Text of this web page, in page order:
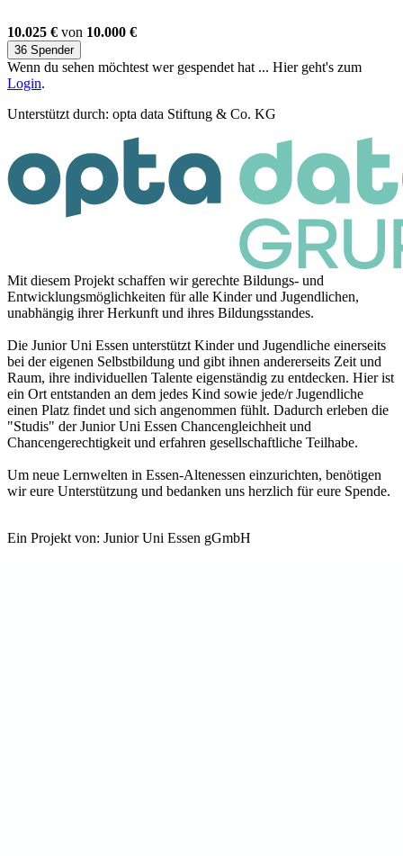
10.025 € von 10.000 €
36 Spender
Wenn du sehen möchtest wer gespendet hat ... Hier geht's zum
Login.
Unterstützt durch: opta data Stiftung & Co. KG
Mit diesem Projekt schaffen wir gerechte Bildungs- und
Entwicklungsmöglichkeiten für alle Kinder und Jugendlichen,
unabhängig ihrer Herkunft und ihres Bildungsstandes.
Die Junior Uni Essen unterstützt Kinder und Jugendliche einerseits
bei der eigenen Selbstbildung und gibt ihnen andererseits Zeit und
Raum, ihre individuellen Talente eigenständig zu entdecken. Hier ist
ein Ort entstanden an dem jedes Kind sowie jede/r Jugendliche
einen Platz findet und sich angenommen fühlt. Dadurch erleben die
"Studis" der Junior Uni Essen Chancengleichheit und
Chancengerechtigkeit und erfahren gesellschaftliche Teilhabe.
Um neue Lernwelten in Essen-Altenessen einzurichten, benötigen
wir eure Unterstützung und bedanken uns herzlich für eure Spende.
Ein Projekt von: Junior Uni Essen gGmbH